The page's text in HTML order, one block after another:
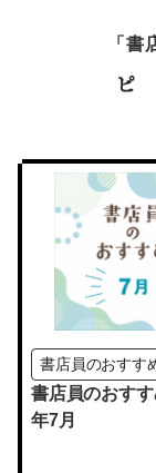
「
書店員のおすす
書店員のおす
年7月